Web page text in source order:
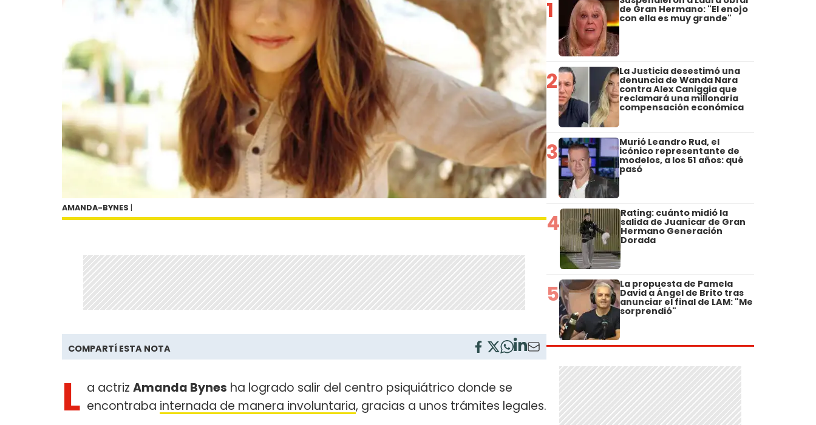
AMANDA-BYNES |
COMPARTÍ ESTA NOTA
L a actriz Amanda Bynes ha logrado salir del centro psiquiátrico donde se
encontraba internada de manera involuntaria, gracias a unos trámites legales.
1 de Gran Hermano: "El enojo
con ella es muy grande"
2 La Justicia desestimó una
denuncia de Wanda Nara
contra Alex Caniggia que
reclamará una millonaria
compensación económica
3 Murió Leandro Rud, el
icónico representante de
modelos, a los 51 años: qué
pasó
4 Rating: cuánto midió la
salida de Juanicar de Gran
Hermano Generación
Dorada
5 La propuesta de Pamela
David a Ángel de Brito tras
anunciar el final de LAM: "Me
sorprendió"